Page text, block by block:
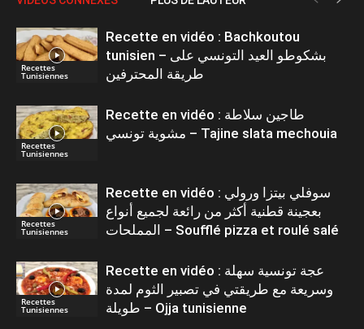
Recettes
Tunisiennes
Recette en vidéo : Bachkoutou
tunisien – بشكوطو العيد التونسي على
طريقة المحترفين
Recettes
Tunisiennes
Recette en vidéo : طاجين سلاطة
مشوية تونسي – Tajine slata mechouia
Recettes
Tunisiennes
Recette en vidéo : سوفلي بيتزا ورولي
بعجينة قطنية أكثر من رائعة لجميع أنواع
المملحات – Soufflé pizza et roulé salé
Recettes
Tunisiennes
Recette en vidéo : عجة تونسية سهلة
وسريعة مع طريقتي في تصبير الثوم لمدة
طويلة – Ojja tunisienne